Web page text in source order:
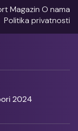
Magazin O nama
Politika privatnosti
2024